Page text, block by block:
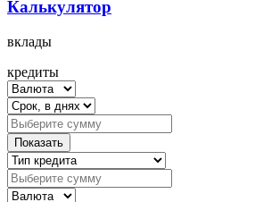
Калькулятор
вклады
кредиты